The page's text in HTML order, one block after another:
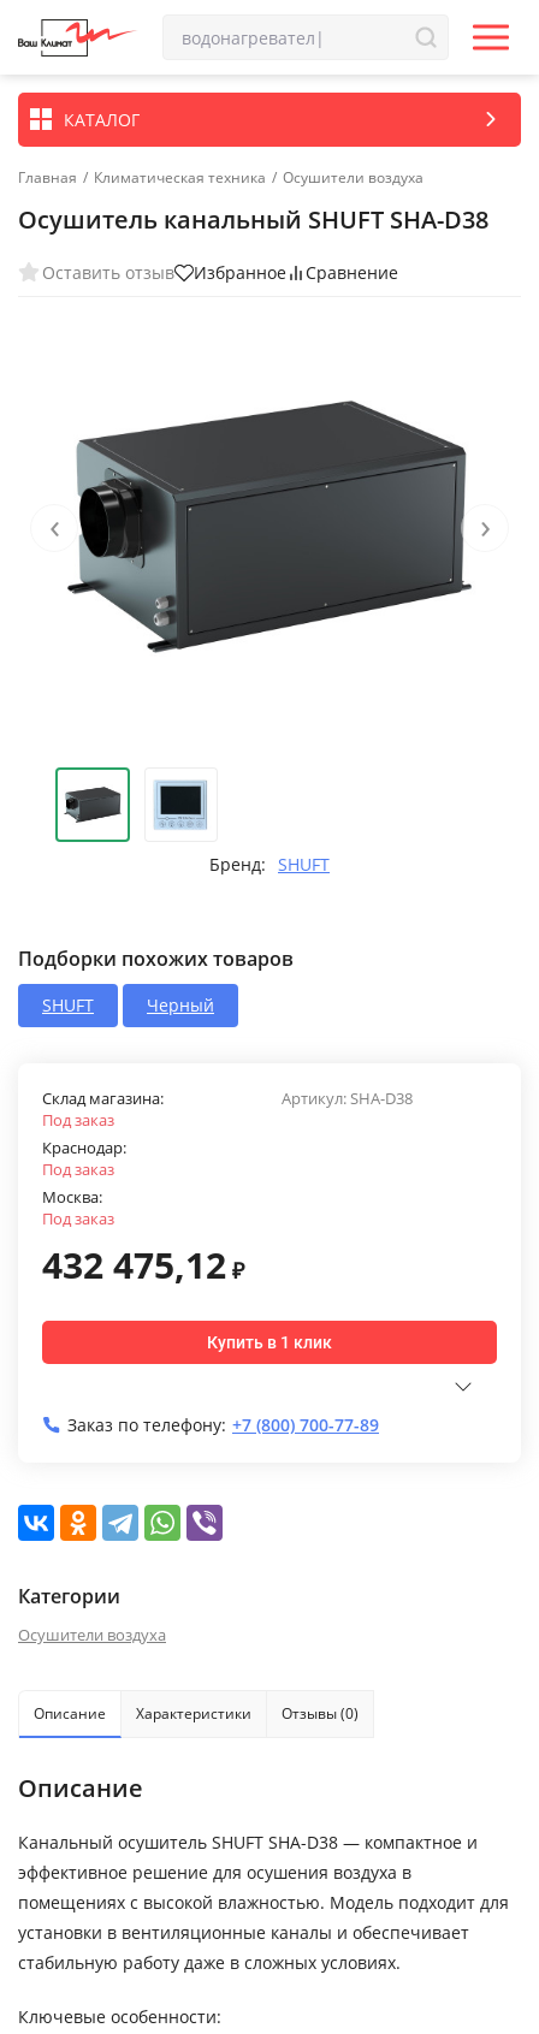
КАТАЛОГ
Главная / Климатическая техника / Осушители воздуха
Осушитель канальный SHUFT SHA-D38
Оставить отзыв Избранное Сравнение
‹ ›
Бренд: SHUFT
Подборки похожих товаров
SHUFT Черный
Артикул: SHA-D38
Склад магазина:
Под заказ
Краснодар:
Под заказ
Москва:
Под заказ
432 475,12 ₽
Купить в 1 клик
Заказ по телефону: +7 (800) 700-77-89
Категории
Осушители воздуха
Описание Характеристики Отзывы (0)
Описание
Канальный осушитель SHUFT SHA-D38 — компактное и
эффективное решение для осушения воздуха в
помещениях с высокой влажностью. Модель подходит для
установки в вентиляционные каналы и обеспечивает
стабильную работу даже в сложных условиях.
Ключевые особенности: